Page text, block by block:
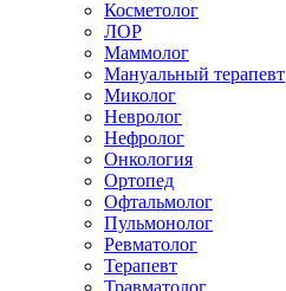
Косметолог
ЛОР
Маммолог
Мануальный терапевт
Миколог
Невролог
Нефролог
Онкология
Ортопед
Офтальмолог
Пульмонолог
Ревматолог
Терапевт